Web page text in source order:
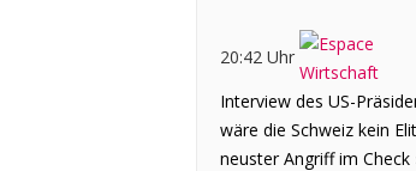
20:42 Uhr
Interview des US-
wäre die Schweiz kein
neuster Angriff im Check